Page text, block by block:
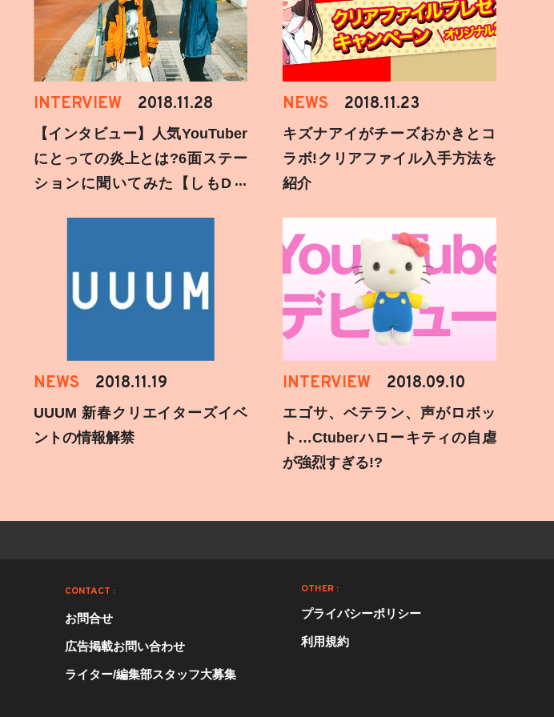
INTERVIEW 2018.11.28
【インタビュー】人気YouTuber
にとっての炎上とは?6面ステー
ションに聞いてみた【しもD遅
NEWS 2018.11.23
キズナアイがチーズおかきとコ
ラボ!クリアファイル入手方法を
紹介
NEWS 2018.11.19
UUUM 新春クリエイターズイベ
ントの情報解禁
INTERVIEW 2018.09.10
エゴサ、ベテラン、声がロボッ
ト…Ctuberハローキティの自虐
が強烈すぎる!?
CONTACT :
お問合せ
広告掲載お問い合わせ
ライター/編集部スタッフ大募集
OTHER :
プライバシーポリシー
利用規約